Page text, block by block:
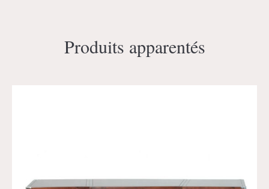
Produits apparentés